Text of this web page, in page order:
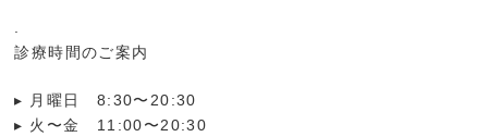
診療時間のご案内
▸ 月曜日 8:30〜20:30
▸ 火〜金 11:00〜20:30